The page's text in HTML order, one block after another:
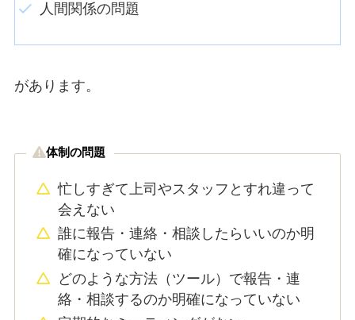
人間関係の問題
があります。
体制の問題
忙しすぎて上司やスタッフとすれ違って
会えない
誰に報告・連絡・相談したらいいのか明
確になっていない
どのような方法（ツール）で報告・連
絡・相談するのか明確になっていない